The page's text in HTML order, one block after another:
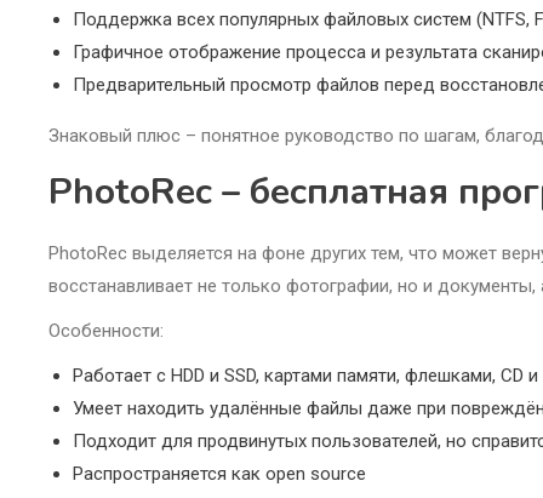
Поддержка всех популярных файловых систем (NTFS,
Графичное отображение процесса и результата
Предварительный просмотр файлов перед
Знаковый плюс – понятное руководство по шагам,
PhotoRec – бесплатная
PhotoRec выделяется на фоне других тем, что может
восстанавливает не только фотографии, но и
Особенности:
Работает с HDD и SSD, картами памяти, флешками, CD и
Умеет находить удалённые файлы даже при
Подходит для продвинутых пользователей, но
Распространяется как open source